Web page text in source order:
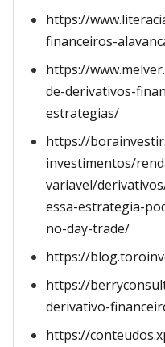
https://
financeiros-
https://
de-derivativos-
estrategias/
https://
investimentos/
variavel/
essa-estrategia-
no-day-trade/
https://
https://
derivativo-
https://